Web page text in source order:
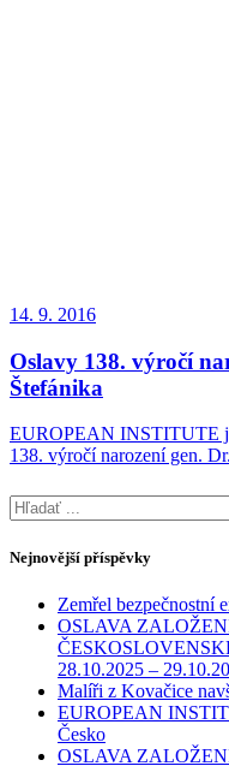
14. 9. 2016
Oslavy 138. výročí
Štefánika
EUROPEAN INSTITUTE
138. výročí narození gen.
Nejnovější příspěvky
Zemřel bezpečnostní
OSLAVA
28.10.2025 –
Malíři z Kovačice
EUROPEAN
Česko
OSLAVA